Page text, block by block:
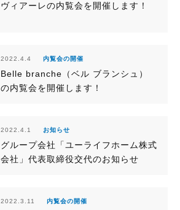
ヴィアーレの内覧会を開催します！
2022.4.4 内覧会の開催
Belle branche（ベル ブランシュ）
の内覧会を開催します！
2022.4.1 お知らせ
グループ会社「ユーライフホーム株式
会社」代表取締役交代のお知らせ
2022.3.11 内覧会の開催